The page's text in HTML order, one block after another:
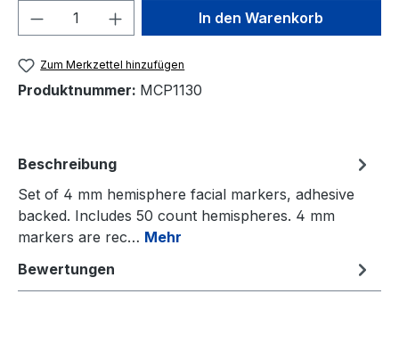
Produkt Anzahl: Gib denIn den Warenkorb
Zum Merkzettel hinzufügen
Produktnummer: MCP1130
Beschreibung
Set of 4 mm hemisphere facial markers, adhesive
backed. Includes 50 count hemispheres. 4 mm
markers are rec… Mehr
Bewertungen